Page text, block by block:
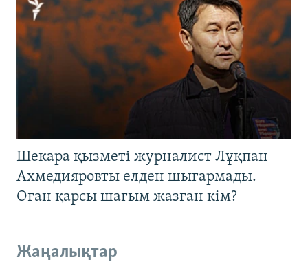
Шекара қызметі журналист Лұқпан
Ахмедияровты елден шығармады.
Оған қарсы шағым жазған кім?
Жаңалықтар